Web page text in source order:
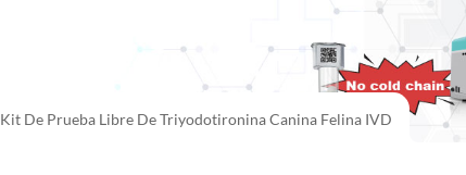
Kit De Prueba Libre De Triyodotironina Canina Felina IVD